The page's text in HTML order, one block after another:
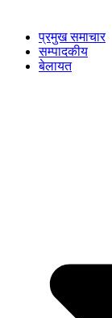
प्रमुख समाचार
सम्पादकीय
बेलायत